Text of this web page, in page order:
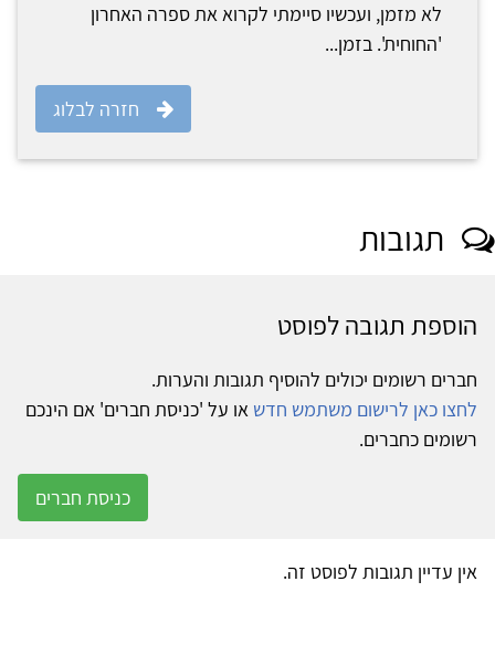
לא מזמן, ועכשיו סיימתי לקרוא את ספרה האחרון
'החוחית'. בזמן...
חזרה לבלוג
תגובות
הוספת תגובה לפוסט
חברים רשומים יכולים להוסיף תגובות והערות.
לחצו כאן לרישום משתמש חדש או על 'כניסת חברים' אם הינכם
רשומים כחברים.
כניסת חברים
אין עדיין תגובות לפוסט זה.